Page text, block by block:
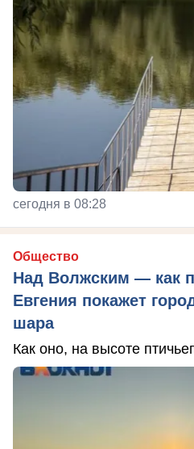
сегодня в 08:28
Общество
Над Волжским — как
Евгения покажет
шара
Как оно, на высоте